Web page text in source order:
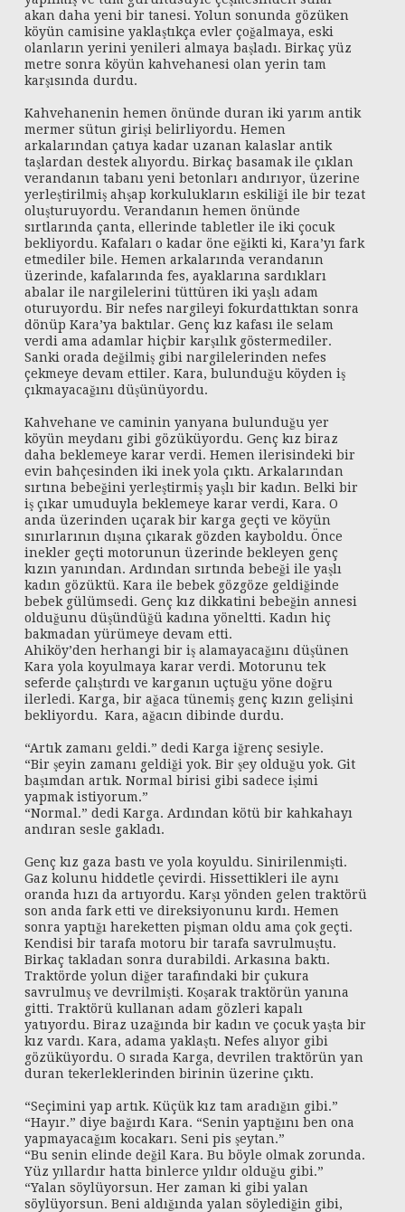
akan daha yeni bir tanesi. Yolun sonunda gözüken
köyün camisine yaklaştıkça evler çoğalmaya, eski
olanların yerini yenileri almaya başladı. Birkaç yüz
metre sonra köyün kahvehanesi olan yerin tam
karşısında durdu.
Kahvehanenin hemen önünde duran iki yarım antik
mermer sütun girişi belirliyordu. Hemen
arkalarından çatıya kadar uzanan kalaslar antik
taşlardan destek alıyordu. Birkaç basamak ile çıklan
verandanın tabanı yeni betonları andırıyor, üzerine
yerleştirilmiş ahşap korkulukların eskiliği ile bir tezat
oluşturuyordu. Verandanın hemen önünde
sırtlarında çanta, ellerinde tabletler ile iki çocuk
bekliyordu. Kafaları o kadar öne eğikti ki, Kara’yı fark
etmediler bile. Hemen arkalarında verandanın
üzerinde, kafalarında fes, ayaklarına sardıkları
abalar ile nargilelerini tüttüren iki yaşlı adam
oturuyordu. Bir nefes nargileyi fokurdattıktan sonra
dönüp Kara’ya baktılar. Genç kız kafası ile selam
verdi ama adamlar hiçbir karşılık göstermediler.
Sanki orada değilmiş gibi nargilelerinden nefes
çekmeye devam ettiler. Kara, bulunduğu köyden iş
çıkmayacağını düşünüyordu.
Kahvehane ve caminin yanyana bulunduğu yer
köyün meydanı gibi gözüküyordu. Genç kız biraz
daha beklemeye karar verdi. Hemen ilerisindeki bir
evin bahçesinden iki inek yola çıktı. Arkalarından
sırtına bebeğini yerleştirmiş yaşlı bir kadın. Belki bir
iş çıkar umuduyla beklemeye karar verdi, Kara. O
anda üzerinden uçarak bir karga geçti ve köyün
sınırlarının dışına çıkarak gözden kayboldu. Önce
inekler geçti motorunun üzerinde bekleyen genç
kızın yanından. Ardından sırtında bebeği ile yaşlı
kadın gözüktü. Kara ile bebek gözgöze geldiğinde
bebek gülümsedi. Genç kız dikkatini bebeğin annesi
olduğunu düşündüğü kadına yöneltti. Kadın hiç
bakmadan yürümeye devam etti.
Ahiköy’den herhangi bir iş alamayacağını düşünen
Kara yola koyulmaya karar verdi. Motorunu tek
seferde çalıştırdı ve karganın uçtuğu yöne doğru
ilerledi. Karga, bir ağaca tünemiş genç kızın gelişini
bekliyordu. Kara, ağacın dibinde durdu.
“Artık zamanı geldi.” dedi Karga iğrenç sesiyle.
“Bir şeyin zamanı geldiği yok. Bir şey olduğu yok. Git
başımdan artık. Normal birisi gibi sadece işimi
yapmak istiyorum.”
“Normal.” dedi Karga. Ardından kötü bir kahkahayı
andıran sesle gakladı.
Genç kız gaza bastı ve yola koyuldu. Sinirilenmişti.
Gaz kolunu hiddetle çevirdi. Hissettikleri ile aynı
oranda hızı da artıyordu. Karşı yönden gelen traktörü
son anda fark etti ve direksiyonunu kırdı. Hemen
sonra yaptığı hareketten pişman oldu ama çok geçti.
Kendisi bir tarafa motoru bir tarafa savrulmuştu.
Birkaç takladan sonra durabildi. Arkasına baktı.
Traktörde yolun diğer tarafındaki bir çukura
savrulmuş ve devrilmişti. Koşarak traktörün yanına
gitti. Traktörü kullanan adam gözleri kapalı
yatıyordu. Biraz uzağında bir kadın ve çocuk yaşta bir
kız vardı. Kara, adama yaklaştı. Nefes alıyor gibi
gözüküyordu. O sırada Karga, devrilen traktörün yan
duran tekerleklerinden birinin üzerine çıktı.
“Seçimini yap artık. Küçük kız tam aradığın gibi.”
“Hayır.” diye bağırdı Kara. “Senin yaptığını ben ona
yapmayacağım kocakarı. Seni pis şeytan.”
“Bu senin elinde değil Kara. Bu böyle olmak zorunda.
Yüz yıllardır hatta binlerce yıldır olduğu gibi.”
“Yalan söylüyorsun. Her zaman ki gibi yalan
söylüyorsun. Beni aldığında yalan söylediğin gibi,